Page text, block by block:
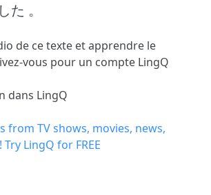
た 。
de ce texte et apprendre le
vous pour un compte LingQ
dans LingQ